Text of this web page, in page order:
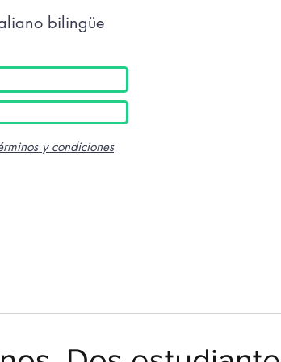
bilingüe
y condiciones